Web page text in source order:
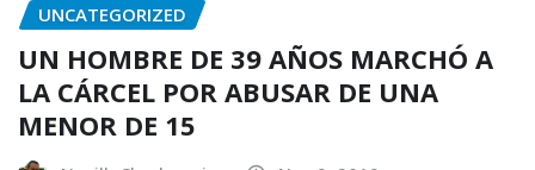
UNCATEGORIZED
UN HOMBRE DE 39 AÑOS MARCHÓ A
LA CÁRCEL POR ABUSAR DE UNA
MENOR DE 15